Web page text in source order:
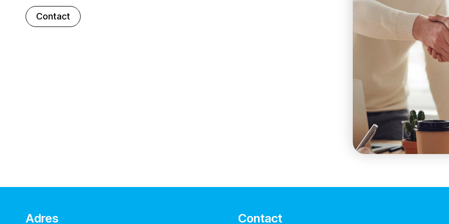
Contact
Adres Contact